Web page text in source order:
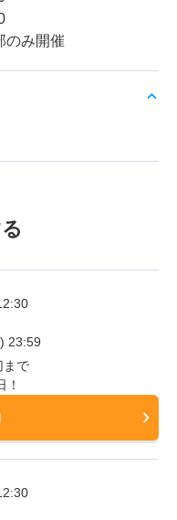
のみ開催
23:59
まで
！